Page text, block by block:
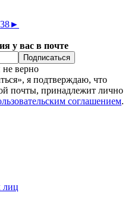
38►
у вас в почте
не верно
я подтверждаю, что
почты, принадлежит лично
соглашением.
лиц